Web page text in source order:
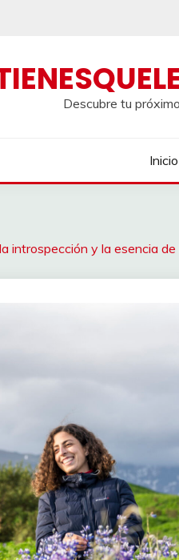
Descubre tu
Inicio
introspección y la esencia de